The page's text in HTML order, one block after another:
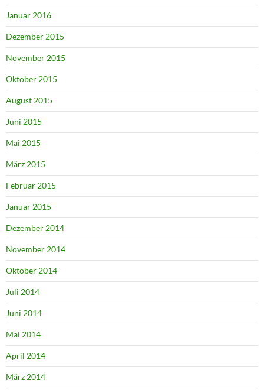
Januar 2016
Dezember 2015
November 2015
Oktober 2015
August 2015
Juni 2015
Mai 2015
März 2015
Februar 2015
Januar 2015
Dezember 2014
November 2014
Oktober 2014
Juli 2014
Juni 2014
Mai 2014
April 2014
März 2014